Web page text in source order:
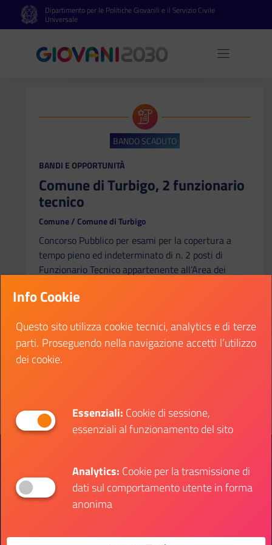
Vai al contenuto principale
Vai al footerDipartimento per le Politiche Giovanili e il Servizio Civile
Universale
Apri
BANDO SCADUTO
CATEGORIA:
BANDI E OPPORTUNITÀ
Comune di Turbigo, 2 funzionario
tecnico
Comune / Comune di Turbigo
Concorso Pubblico per esami per la copertura a
tempo pieno ed indeterminato di n. 2 posti di
Funzionario Tecnico appartenente all’Area dei
destinarsi all’Area 4 Tecnica – Gestione del
Data inizio:
03 agosto 2023
Data fine:
Servizio Civile Universale
Info Cookie
Questo sito utilizza cookie tecnici, analytics e di terze
parti. Proseguendo nella navigazione accetti l’utilizzo
dei cookie.
Essenziali: Cookie di sessione,
essenziali al funzionamento del sito
Analytics: Cookie per la trasmissione di
dati sul comportamento utente in forma
anonima